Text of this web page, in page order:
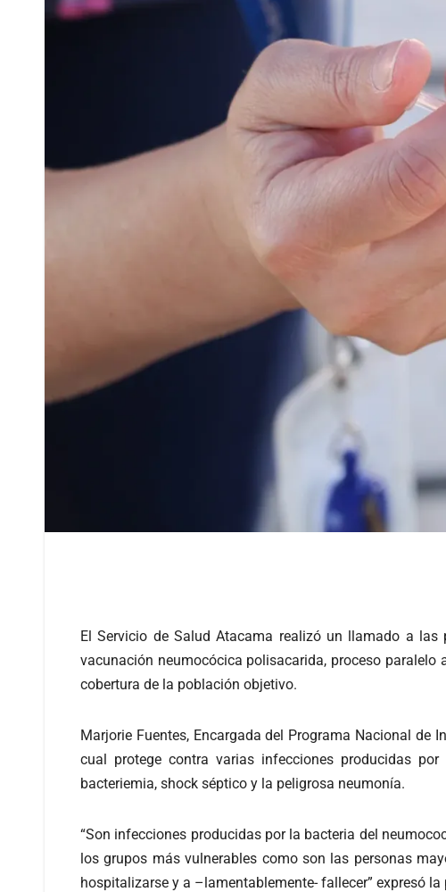
El Servicio de Salud Atacama realizó un llamado a
vacunación neumocócica polisacarida, proceso
cobertura de la población objetivo.
Marjorie Fuentes, Encargada del Programa Nacional
cual protege contra varias infecciones producidas
bacteriemia, shock séptico y la peligrosa neumonía.
“Son infecciones producidas por la bacteria del
los grupos más vulnerables como son las personas
hospitalizarse y a –lamentablemente- fallecer” expresó la